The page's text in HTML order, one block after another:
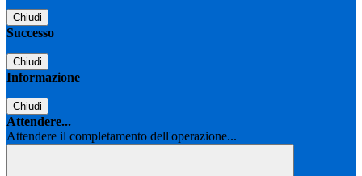
Chiudi
Successo
Chiudi
Informazione
Chiudi
Attendere...
Attendere il completamento dell'operazione...